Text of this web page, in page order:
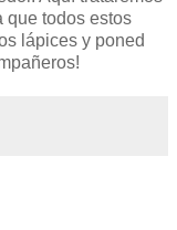
que todos estos
lápices y poned